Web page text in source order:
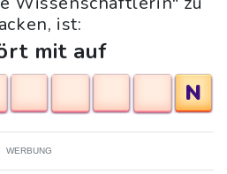
ist:
mit auf
N
WERBUNG